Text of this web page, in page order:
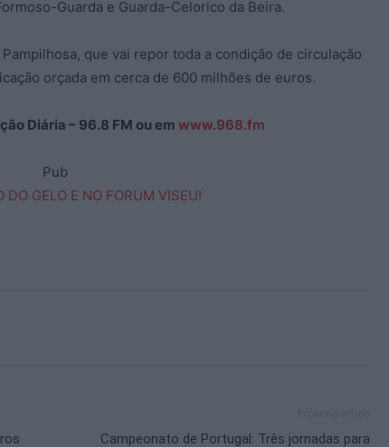
Guarda e Guarda-Celorico da Beira.
que vai repor toda a condição de circulação
orçada em cerca de 600 milhões de euros.
Diária – 96.8 FM ou em www.968.fm
Pub
Campeonato de Portugal: Três jornadas para